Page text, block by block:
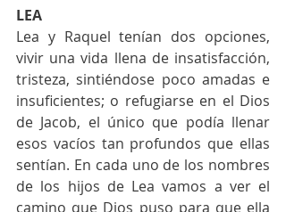
LEA
Lea y Raquel tenían dos opciones,
vivir una vida llena de insatisfacción,
tristeza, sintiéndose poco amadas e
insuficientes; o refugiarse en el Dios
de Jacob, el único que podía llenar
esos vacíos tan profundos que ellas
sentían. En cada uno de los nombres
de los hijos de Lea vamos a ver el
camino que Dios puso para que ella